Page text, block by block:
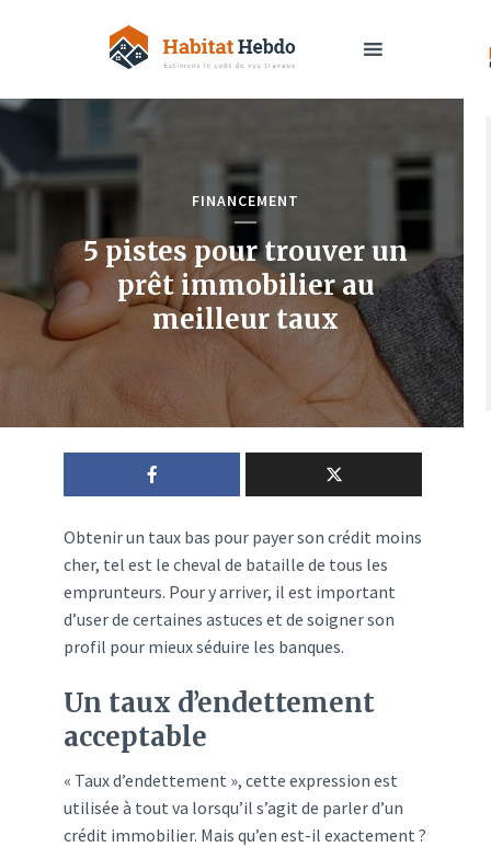
FINANCEMENT
5 pistes pour trouver un
prêt immobilier au
meilleur taux
Obtenir un taux bas pour payer son crédit moins
cher, tel est le cheval de bataille de tous les
emprunteurs. Pour y arriver, il est important
d’user de certaines astuces et de soigner son
profil pour mieux séduire les banques.
Un taux d’endettement
acceptable
« Taux d’endettement », cette expression est
utilisée à tout va lorsqu’il s’agit de parler d’un
crédit immobilier. Mais qu’en est-il exactement ?